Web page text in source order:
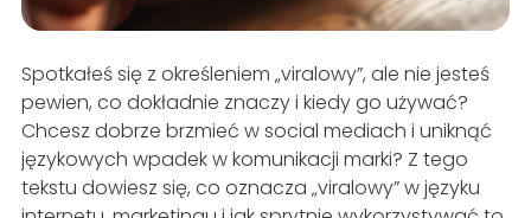
Spotkałeś się z określeniem „viralowy”, ale nie jesteś
pewien, co dokładnie znaczy i kiedy go używać?
Chcesz dobrze brzmieć w social mediach i uniknąć
językowych wpadek w komunikacji marki? Z tego
tekstu dowiesz się, co oznacza „viralowy” w języku